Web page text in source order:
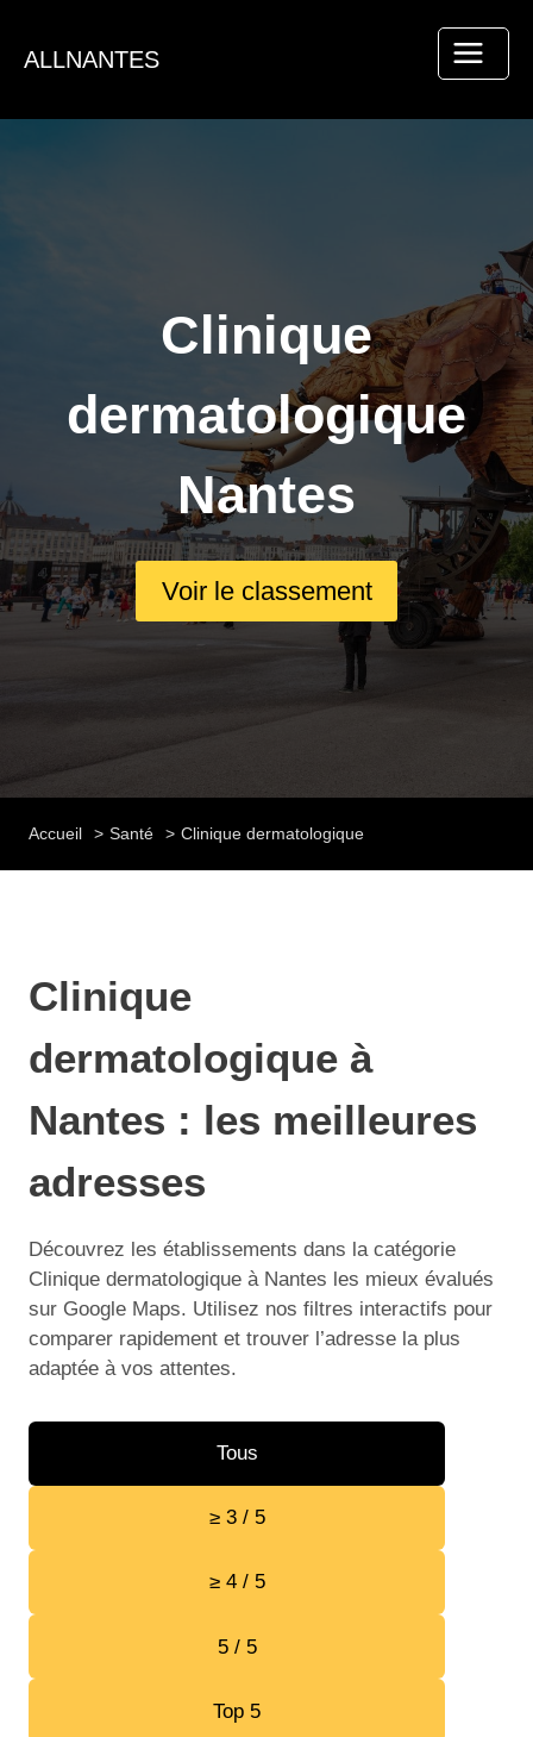
contenu
ALLNANTES
Clinique
dermatologique
Nantes
Voir le classement
Accueil Santé Clinique dermatologique
Clinique
dermatologique à
Nantes : les meilleures
adresses
Découvrez les établissements dans la catégorie
Clinique dermatologique à Nantes les mieux évalués
sur Google Maps. Utilisez nos filtres interactifs pour
comparer rapidement et trouver l’adresse la plus
adaptée à vos attentes.
Tous
≥ 3 / 5
≥ 4 / 5
5 / 5
Top 5